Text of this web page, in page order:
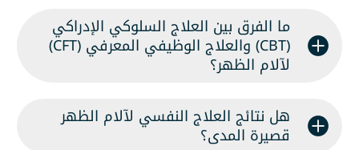
ما الفرق بين العلاج السلوكي الإدراكي
(CBT) والعلاج الوظيفي المعرفي (CFT)
لآلام الظهر؟
هل نتائج العلاج النفسي لآلام الظهر
قصيرة المدى؟